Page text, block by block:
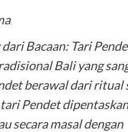
Bacaan: Tari
Bali yang
berawal dari ritual
Pendet
secara masal dengan